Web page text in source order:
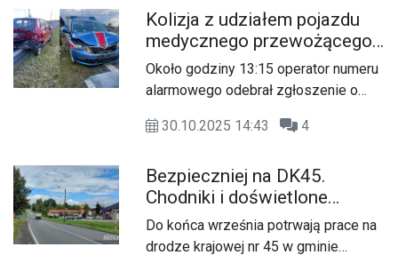
w rejonie Poborszowa.
Kolizja z udziałem pojazdu
medycznego przewożącego
krew w Komornie. Na
miejscu interweniują służby
ratunkowe
Około godziny 13:15 operator numeru
alarmowego odebrał zgłoszenie o
samochodu osobowego i pojazdu
zdarzenia doszło na drodze krajowej
nr 45 w miejscowości Komorno, w
gminie Reńska Wieś.
30.10.2025 14:43 4
Bezpieczniej na DK45.
Chodniki i doświetlone
przejścia w Polskiej Cerekwi i
Ciężkowicach
Do końca września potrwają prace na
drodze krajowej nr 45 w gminie